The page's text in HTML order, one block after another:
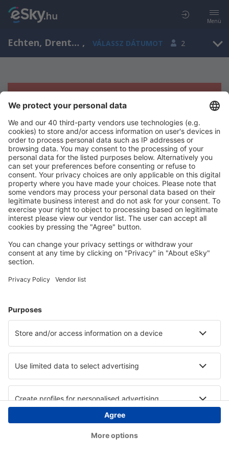
Menü
Echten, Drenthe, Hollandia , VÁLASSZ DÁTUMOT 2
Sajnos semmilyen eredménnyel nem
szolgálhatunk.
Próbáld meg még egyszer más kritériumot kiválasztva
Copyright © eSky.hu Minden jog fenntartva.